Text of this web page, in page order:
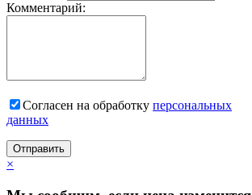
Комментарий:
Согласен на обработку персональныx
данных
Отправить
×